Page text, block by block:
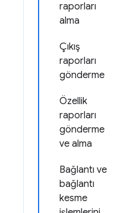
raporları
alma
Çıkış
raporları
gönderme
Özellik
raporları
gönderme
ve alma
Bağlantı ve
bağlantı
kesme